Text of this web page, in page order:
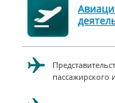
пассажирского